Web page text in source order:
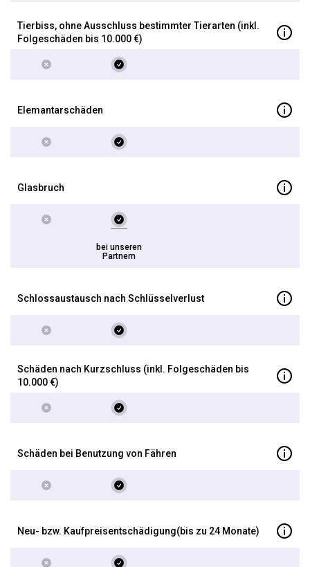
Tierbiss, ohne Ausschluss bestimmter Tierarten (inkl.
Folgeschäden bis 10.000 €)
Elemantarschäden
Glasbruch
bei unseren
Partnern
Schlossaustausch nach Schlüsselverlust
Schäden nach Kurzschluss (inkl. Folgeschäden bis
10.000 €)
Schäden bei Benutzung von Fähren
Neu- bzw. Kaufpreisentschädigung(bis zu 24 Monate)